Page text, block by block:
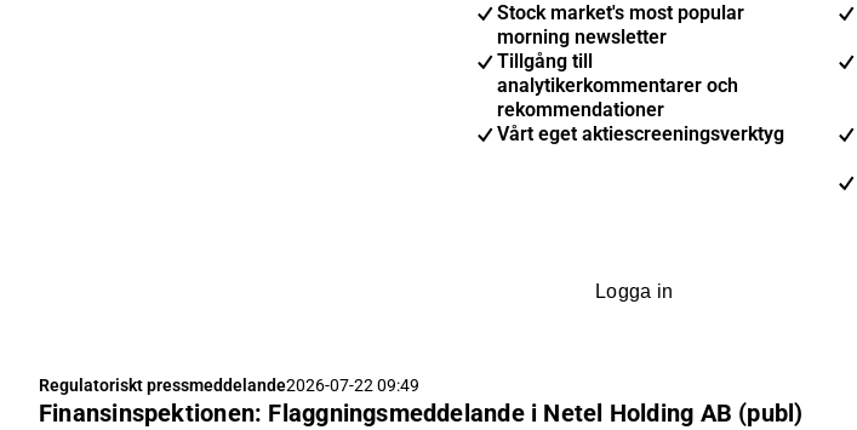
Stock market's most popular
morning newsletter
Tillgång till
analytikerkommentarer och
rekommendationer
Vårt eget aktiescreeningsverktyg
Logga in
Regulatoriskt pressmeddelande2026-07-22 09:49
Finansinspektionen: Flaggningsmeddelande i Netel Holding AB (publ)